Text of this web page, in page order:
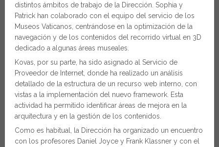
distintos ámbitos de trabajo de la Dirección. Sophia y
Patrick han colaborado con el equipo del servicio de los
Museos Vaticanos, centrándose en la optimización de la
navegación y de los contenidos del recorrido virtual en 3D
dedicado a algunas áreas museales.
Kovas, por su parte, ha sido asignado al Servicio de
Proveedor de Internet, donde ha realizado un análisis
detallado de la estructura de un recurso web interno, con
vistas a la implementación del nuevo framework. Esta
actividad ha permitido identificar áreas de mejora en la
arquitectura y en la gestión de los contenidos.
Como es habitual, la Dirección ha organizado un encuentro
con los profesores Daniel Joyce y Frank Klassner y con el